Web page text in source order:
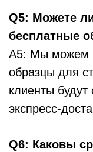
Q5: Можете
бесплатные
A5: Мы можем
образцы для
клиенты
экспресс-
Q6: Каковы